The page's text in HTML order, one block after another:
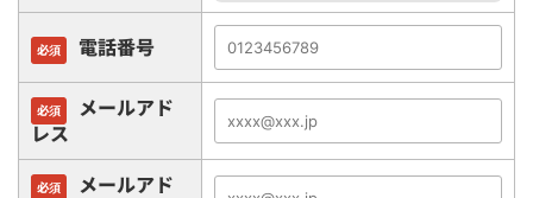
必須 電話番号
必須
メールアド
レス
必須
メールアド